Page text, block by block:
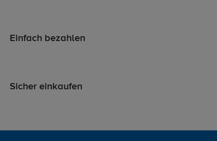
Einfach bezahlen
Sicher einkaufen